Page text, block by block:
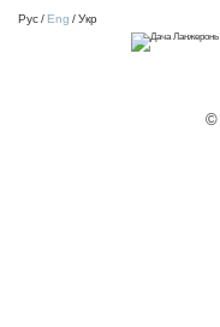
Рус Eng Укр
©